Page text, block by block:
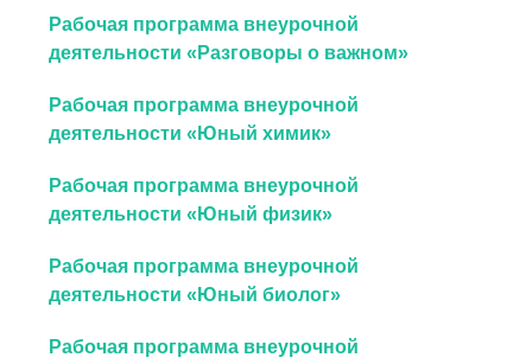
Рабочая программа внеурочной
деятельности «Разговоры о важном»
Рабочая программа внеурочной
деятельности «Юный химик»
Рабочая программа внеурочной
деятельности «Юный физик»
Рабочая программа внеурочной
деятельности «Юный биолог»
Рабочая программа внеурочной